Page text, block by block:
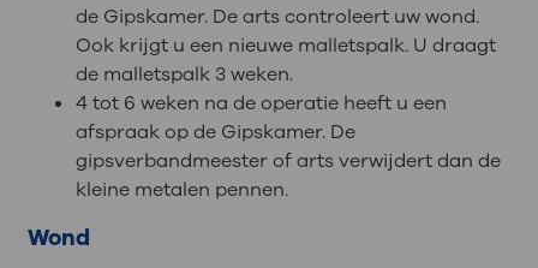
de Gipskamer. De arts controleert uw wond.
Ook krijgt u een nieuwe malletspalk. U draagt
de malletspalk 3 weken.
4 tot 6 weken na de operatie heeft u een
afspraak op de Gipskamer. De
gipsverbandmeester of arts verwijdert dan de
kleine metalen pennen.
Wond